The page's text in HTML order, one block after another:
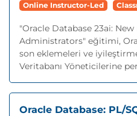
Online Instructor-Led
"Oracle Database 23ai:
Administrators" eğitimi,
son eklemeleri ve
Veritabanı Yöneticilerine
Oracle Database: PL/